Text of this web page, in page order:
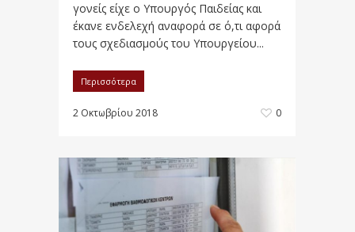
γονείς είχε ο Υπουργός Παιδείας και
έκανε ενδελεχή αναφορά σε ό,τι αφορά
τους σχεδιασμούς του Υπουργείου...
Περισσότερα
2 Οκτωβρίου 2018 0